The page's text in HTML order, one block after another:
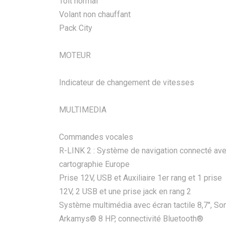
Volant non chauffant
Pack City
MOTEUR
Indicateur de changement de vitesses
MULTIMEDIA
Commandes vocales
R-LINK 2 : Système de navigation connecté
cartographie Europe
Prise 12V, USB et Auxiliaire 1er rang et 1 prise
12V, 2 USB et une prise jack en rang 2
Système multimédia avec écran tactile 8,7'',
Arkamys® 8 HP, connectivité Bluetooth®